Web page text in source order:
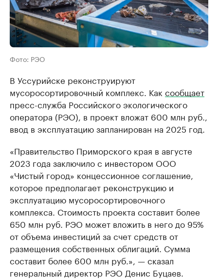
Фото: РЭО
В Уссурийске реконструируют
мусоросортировочный комплекс. Как сообщает
пресс-служба Российского экологического
оператора (РЭО), в проект вложат 600 млн руб.,
ввод в эксплуатацию запланирован на 2025 год.
«Правительство Приморского края в августе
2023 года заключило с инвестором ООО
«Чистый город» концессионное соглашение,
которое предполагает реконструкцию и
эксплуатацию мусоросортировочного
комплекса. Стоимость проекта составит более
650 млн руб. РЭО может вложить в него до 95%
от объема инвестиций за счет средств от
размещения собственных облигаций. Сумма
составит более 600 млн руб.», — сказал
генеральный директор РЭО Денис Буцаев.